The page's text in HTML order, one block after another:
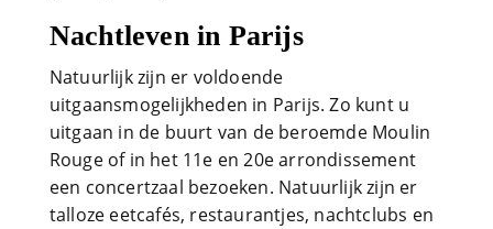
Nachtleven in Parijs
Natuurlijk zijn er voldoende
uitgaansmogelijkheden in Parijs. Zo kunt u
uitgaan in de buurt van de beroemde Moulin
Rouge of in het 11e en 20e arrondissement
een concertzaal bezoeken. Natuurlijk zijn er
talloze eetcafés, restaurantjes, nachtclubs en